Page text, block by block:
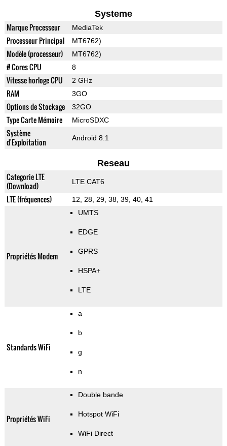
Systeme
Marque Processeur MediaTek
Processeur Principal MT6762)
Modèle (processeur) MT6762)
# Cores CPU 8
Vitesse horloge CPU 2 GHz
RAM 3GO
Options de Stockage 32GO
Type Carte Mémoire MicroSDXC
Système
d'Exploitation
Android 8.1
Reseau
Categorie LTE
(Download)
LTE CAT6
LTE (fréquences) 12, 28, 29, 38, 39, 40, 41
Propriétés Modem
UMTS
EDGE
GPRS
HSPA+
LTE
Standards WiFi
a
b
g
n
Propriétés WiFi
Double bande
Hotspot WiFi
WiFi Direct